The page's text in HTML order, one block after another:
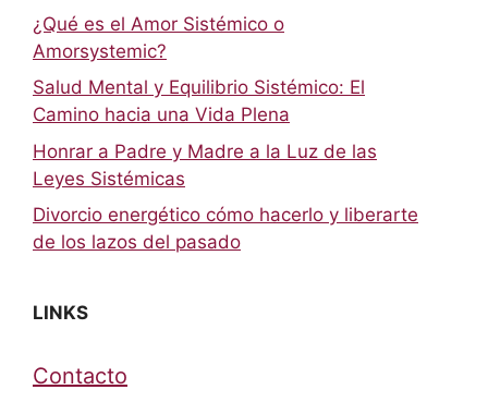
¿Qué es el Amor Sistémico o
Amorsystemic?
Salud Mental y Equilibrio Sistémico: El
Camino hacia una Vida Plena
Honrar a Padre y Madre a la Luz de las
Leyes Sistémicas
Divorcio energético cómo hacerlo y liberarte
de los lazos del pasado
LINKS
Contacto